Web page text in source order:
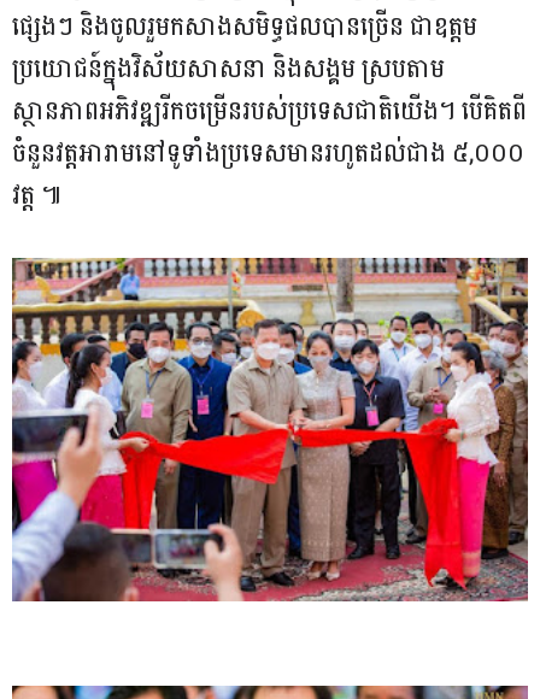
ផ្សេងៗ និងចូលរួមកសាងសមិទ្ធផលបានច្រើន ជាឧត្តម
ប្រយោជន៍ក្នុងវិស័យសាសនា និងសង្គម ស្របតាម
ស្ថានភាពអភិវឌ្ឍរីកចម្រើនរបស់ប្រទេសជាតិយើង។ បើគិតពី
ចំនួនវត្តអារាមនៅទូទាំងប្រទេសមានរហូតដល់ជាង ៥,០០០
វត្ត ៕